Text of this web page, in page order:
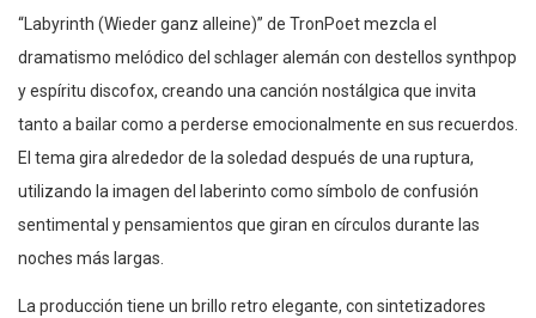
“Labyrinth (Wieder ganz alleine)” de TronPoet mezcla el
dramatismo melódico del schlager alemán con destellos synthpop
y espíritu discofox, creando una canción nostálgica que invita
tanto a bailar como a perderse emocionalmente en sus recuerdos.
El tema gira alrededor de la soledad después de una ruptura,
utilizando la imagen del laberinto como símbolo de confusión
sentimental y pensamientos que giran en círculos durante las
noches más largas.
La producción tiene un brillo retro elegante, con sintetizadores